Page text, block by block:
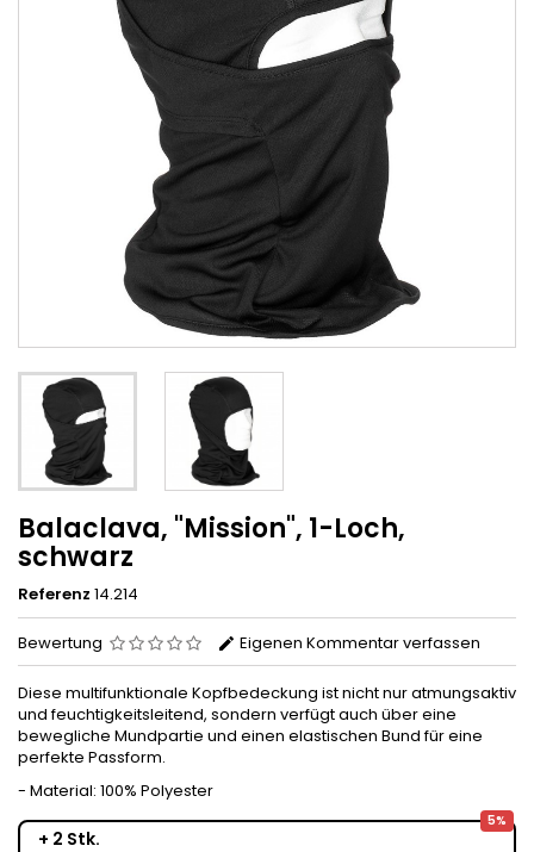
Balaclava, "Mission", 1-Loch,
schwarz
Referenz 14.214
Bewertung Eigenen Kommentar verfassen
Diese multifunktionale Kopfbedeckung ist nicht nur atmungsaktiv
und feuchtigkeitsleitend, sondern verfügt auch über eine
bewegliche Mundpartie und einen elastischen Bund für eine
perfekte Passform.
- Material: 100% Polyester
5%
+ 2 Stk.